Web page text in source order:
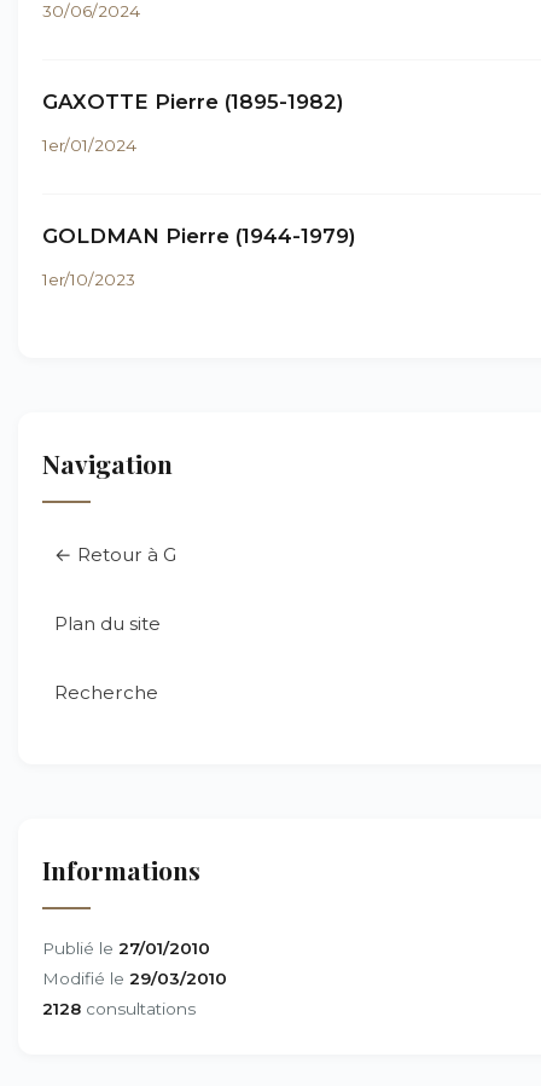
30/06/2024
GAXOTTE Pierre (1895-1982)
1er/01/2024
GOLDMAN Pierre (1944-1979)
1er/10/2023
Navigation
← Retour à G
Plan du site
Recherche
Informations
Publié le 27/01/2010
Modifié le 29/03/2010
2128 consultations